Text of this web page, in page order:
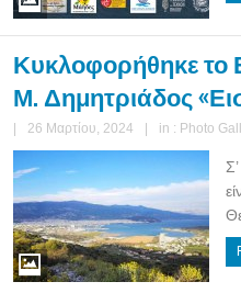
Κυκλοφορήθηκε το
Μ. Δημητριάδος
26 Μαρτίου, 2024 in : Photo